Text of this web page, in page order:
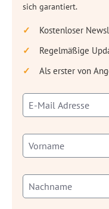
sich garantiert.
Kostenloser
Regelmäßige
Als erster von